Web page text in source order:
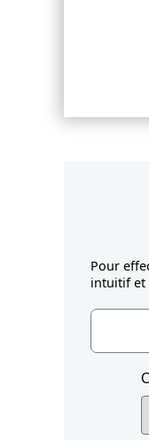
Pour
intuitif et